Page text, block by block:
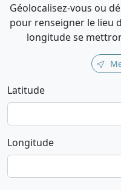
Géolocalisez-vous ou
pour renseigner le lieu
longitude se
Latitude
Longitude